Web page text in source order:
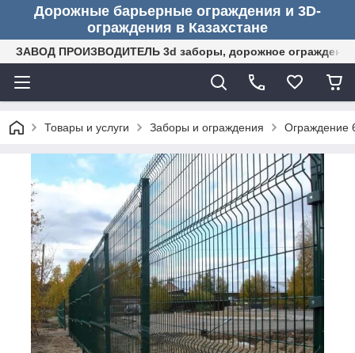
Дорожные барьерные ограждения и 3D-
ограждения в Казахстане
ЗАВОД ПРОИЗВОДИТЕЛЬ 3d заборы, дорожное ограждение
Товары и услуги Заборы и ограждения Ограждение